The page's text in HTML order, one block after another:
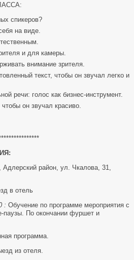
спикеров?
на виде.
и для камеры.
внимание зрителя.
текст, чтобы он звучал легко и
речи: голос как бизнес-инструмент.
он звучал красиво.
Адлерский район, ул. Чкалова, 31,
в отель
: Обучение по программе мероприятия с
паузы. По окончании фуршет и
программа.
из отеля.